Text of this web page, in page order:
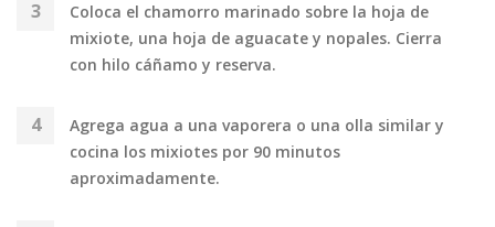
Coloca el chamorro marinado sobre la hoja de
mixiote, una hoja de aguacate y nopales. Cierra
con hilo cáñamo y reserva.
Agrega agua a una vaporera o una olla similar y
cocina los mixiotes por 90 minutos
aproximadamente.